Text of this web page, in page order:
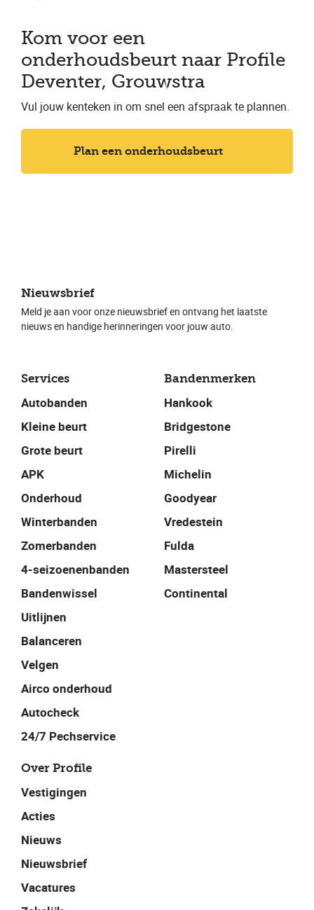
Kom voor een
onderhoudsbeurt naar Profile
Deventer, Grouwstra
Vul jouw kenteken in om snel een afspraak te plannen.
Plan een onderhoudsbeurt
Services
Autobanden
Kleine beurt
Grote beurt
APK
Onderhoud
Winterbanden
Zomerbanden
4-seizoenenbanden
Bandenwissel
Uitlijnen
Balanceren
Velgen
Airco onderhoud
Autocheck
24/7 Pechservice
Bandenmerken
Hankook
Bridgestone
Pirelli
Michelin
Goodyear
Vredestein
Fulda
Mastersteel
Continental
Over Profile
Vestigingen
Acties
Nieuws
Nieuwsbrief
Vacatures
Nieuwsbrief
Meld je aan voor onze nieuwsbrief en ontvang het laatste
nieuws en handige herinneringen voor jouw auto.